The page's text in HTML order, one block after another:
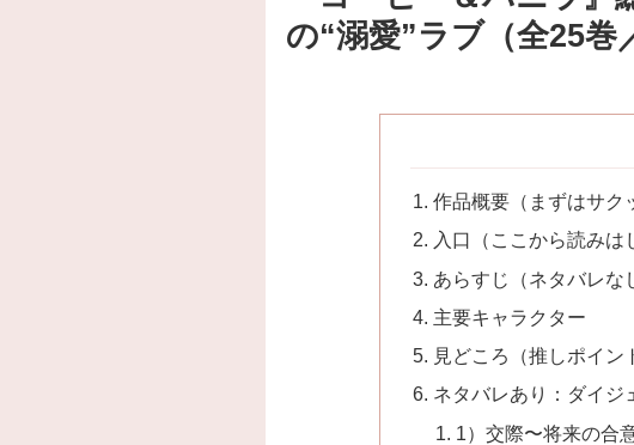
の“溺愛”ラブ（全25巻
作品概要（まずはサク
入口（ここから読みは
あらすじ（ネタバレな
主要キャラクター
見どころ（推しポイン
ネタバレあり：ダイジ
1）交際〜将来の合